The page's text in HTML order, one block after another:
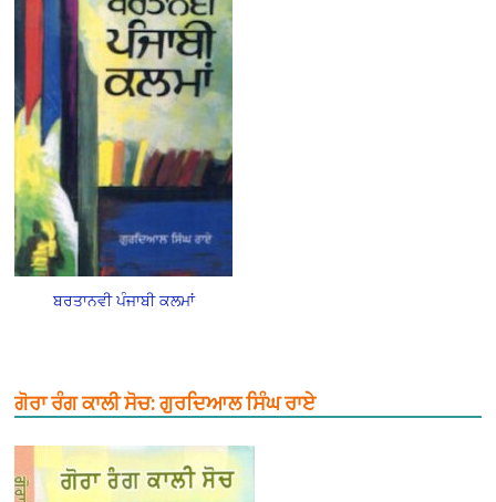
ਬਰਤਾਨਵੀ ਪੰਜਾਬੀ ਕਲਮਾਂ
ਗੋਰਾ ਰੰਗ ਕਾਲੀ ਸੋਚ: ਗੁਰਦਿਆਲ ਸਿੰਘ ਰਾਏ